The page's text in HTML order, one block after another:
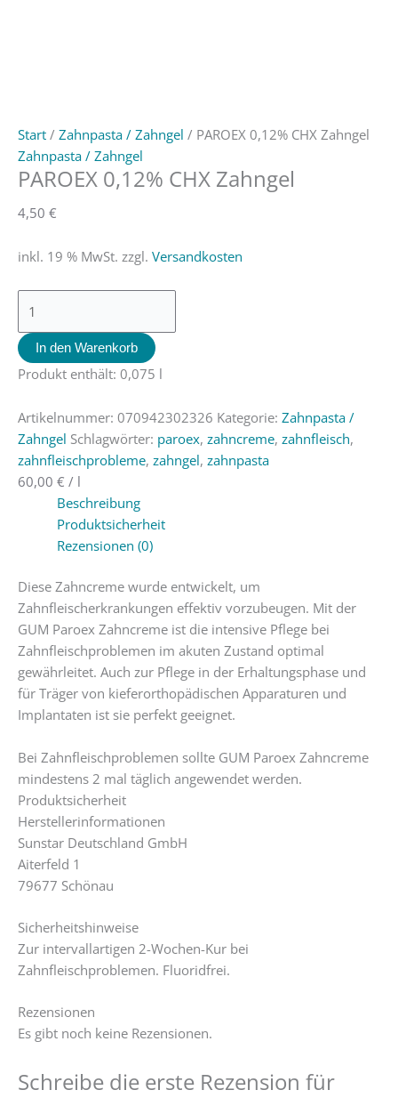
Start / Zahnpasta / Zahngel / PAROEX 0,12% CHX Zahngel
Zahnpasta / Zahngel
PAROEX 0,12% CHX Zahngel
4,50 €
inkl. 19 % MwSt. zzgl. Versandkosten
In den Warenkorb
Produkt enthält: 0,075 l
Artikelnummer: 070942302326 Kategorie: Zahnpasta /
Zahngel Schlagwörter: paroex, zahncreme, zahnfleisch,
zahnfleischprobleme, zahngel, zahnpasta
60,00 € / l
Beschreibung
Produktsicherheit
Rezensionen (0)
Diese Zahncreme wurde entwickelt, um
Zahnfleischerkrankungen effektiv vorzubeugen. Mit der
GUM Paroex Zahncreme ist die intensive Pflege bei
Zahnfleischproblemen im akuten Zustand optimal
gewährleitet. Auch zur Pflege in der Erhaltungsphase und
für Träger von kieferorthopädischen Apparaturen und
Implantaten ist sie perfekt geeignet.
Bei Zahnfleischproblemen sollte GUM Paroex Zahncreme
mindestens 2 mal täglich angewendet werden.
Produktsicherheit
Herstellerinformationen
Sunstar Deutschland GmbH
Aiterfeld 1
79677 Schönau
Sicherheitshinweise
Zur intervallartigen 2-Wochen-Kur bei
Zahnfleischproblemen. Fluoridfrei.
Rezensionen
Es gibt noch keine Rezensionen.
Schreibe die erste Rezension für